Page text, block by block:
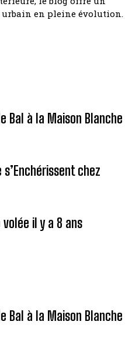
en pleine évolution.
Bal à la Maison Blanche
s’Enchérissent chez
il y a 8 ans
Bal à la Maison Blanche